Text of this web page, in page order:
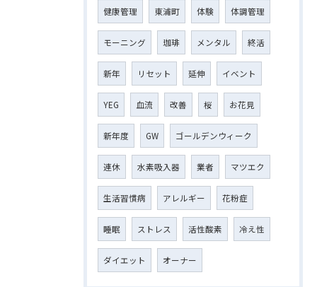
健康管理 東浦町 体験 体調管理
モーニング 珈琲 メンタル 終活
新年 リセット 延伸 イベント
YEG 血流 改善 桜 お花見
新年度 GW ゴールデンウィーク
連休 水素吸入器 業者 マツエク
生活習慣病 アレルギー 花粉症
睡眠 ストレス 活性酸素 冷え性
ダイエット オーナー